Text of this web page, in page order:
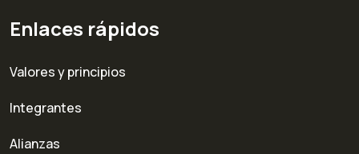
Enlaces rápidos
Valores y principios
Integrantes
Alianzas